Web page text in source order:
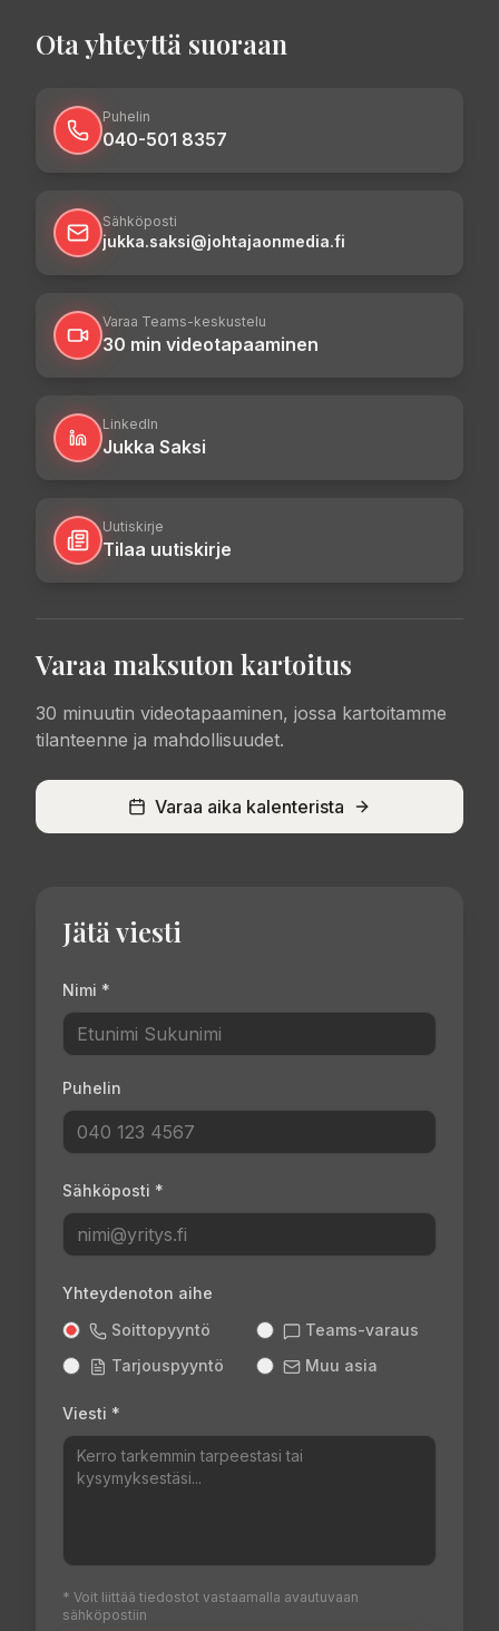
Ota yhteyttä suoraan
Puhelin
040-501 8357
Sähköposti
jukka.saksi@johtajaonmedia.fi
Varaa Teams-keskustelu
30 min videotapaaminen
LinkedIn
Jukka Saksi
Uutiskirje
Tilaa uutiskirje
Varaa maksuton kartoitus
30 minuutin videotapaaminen, jossa kartoitamme
tilanteenne ja mahdollisuudet.
Varaa aika kalenterista
Jätä viesti
Nimi *
Puhelin
Sähköposti *
Yhteydenoton aihe
Soittopyyntö
Teams-varaus
Tarjouspyyntö
Muu asia
Viesti *
* Voit liittää tiedostot vastaamalla avautuvaan
sähköpostiin